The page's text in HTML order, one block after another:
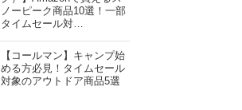
ノーピーク商品10選！一部
タイムセール対…
【コールマン】キャンプ始
める方必見！タイムセール
対象のアウトドア商品5選